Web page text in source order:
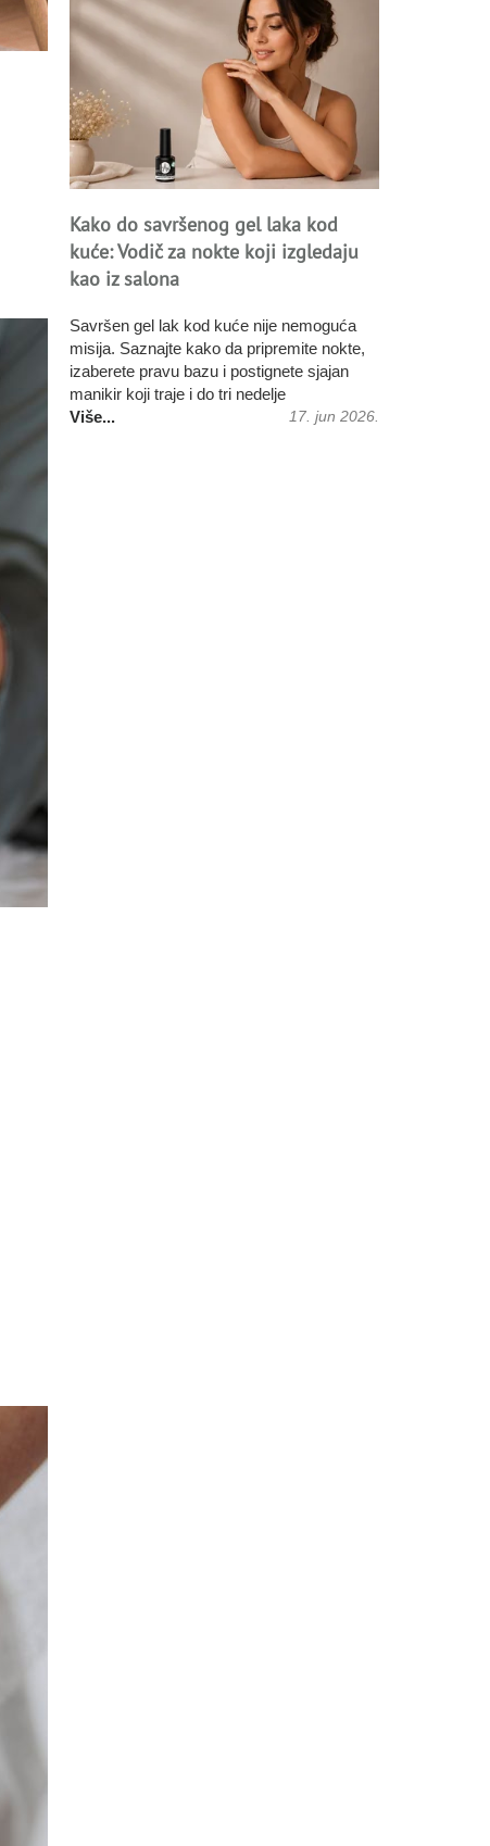
Više...
Više...
Kako do savršenog gel laka kod
kuće: Vodič za nokte koji izgledaju
kao iz salona
Savršen gel lak kod kuće nije nemoguća
misija. Saznajte kako da pripremite nokte,
izaberete pravu bazu i postignete sjajan
manikir koji traje i do tri nedelje
Više...
17. jun 2026.
Više...